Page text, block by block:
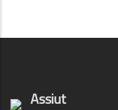
Assiut